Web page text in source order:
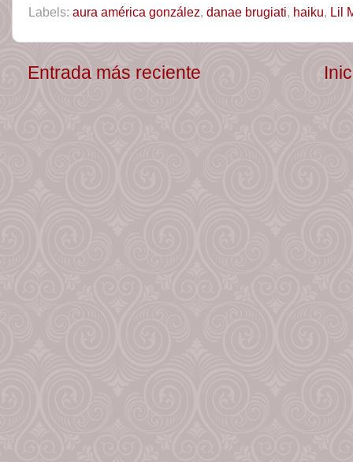
Labels: aura américa gonzález, danae brugiati, haiku, Lil
Entrada más reciente